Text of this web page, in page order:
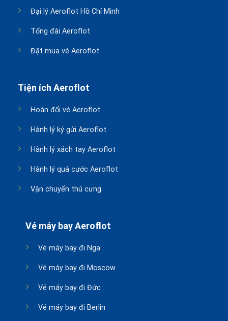
Đại lý Aeroflot Hồ Chí Minh
Tổng đài Aeroflot
Đặt mua vé Aeroflot
Tiện ích Aeroflot
Hoàn đổi vé Aeroflot
Hành lý ký gửi Aeroflot
Hành lý xách tay Aeroflot
Hành lý quá cước Aeroflot
Vận chuyển thú cưng
Vé máy bay Aeroflot
Vé máy bay đi Nga
Vé máy bay đi Moscow
Vé máy bay đi Đức
Vé máy bay đi Berlin